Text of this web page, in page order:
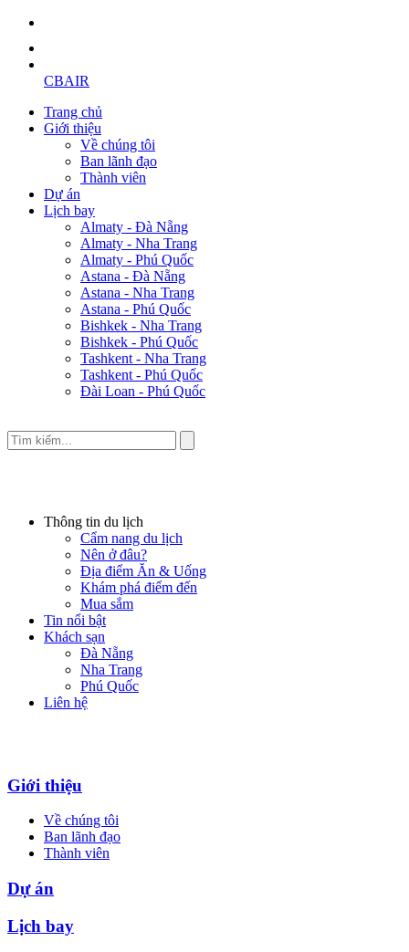
CBAIR
Trang chủ
Giới thiệu
Về chúng tôi
Ban lãnh đạo
Thành viên
Dự án
Lịch bay
Almaty - Đà Nẵng
Almaty - Nha Trang
Almaty - Phú Quốc
Astana - Đà Nẵng
Astana - Nha Trang
Astana - Phú Quốc
Bishkek - Nha Trang
Bishkek - Phú Quốc
Tashkent - Nha Trang
Tashkent - Phú Quốc
Đài Loan - Phú Quốc
Thông tin du lịch
Cẩm nang du lịch
Nên ở đâu?
Địa điểm Ăn & Uống
Khám phá điểm đến
Mua sắm
Tin nổi bật
Khách sạn
Đà Nẵng
Nha Trang
Phú Quốc
Liên hệ
Giới thiệu
Về chúng tôi
Ban lãnh đạo
Thành viên
Dự án
Lịch bay